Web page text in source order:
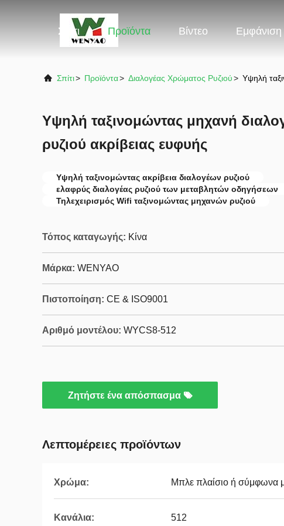
Σπίτι Προϊόντα Βίντεο Εμφάνιση
Σπίτι> Προϊόντα> Διαλογέας Χρώματος Ρυζιού> Υψηλή
Υψηλή ταξινομώντας μηχανή
ρυζιού ακρίβειας ευφυής
Υψηλή ταξινομώντας ακρίβεια διαλογέων ρυζιού
ελαφρύς διαλογέας ρυζιού των μεταβλητών οδηγήσεων
Τηλεχειρισμός Wifi ταξινομώντας μηχανών ρυζιού
Τόπος καταγωγής: Κίνα
Μάρκα: WENYAO
Πιστοποίηση: CE & ISO9001
Αριθμό μοντέλου: WYCS8-512
Ζητήστε ένα απόσπασμα
Λεπτομέρειες προϊόντων
Χρώμα: Μπλε πλαίσιο ή σύμφωνα
Κανάλια: 512